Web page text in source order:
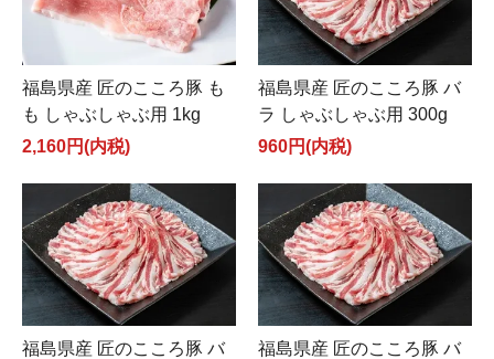
福島県産 匠のこころ豚 も
も しゃぶしゃぶ用 1kg
2,160円(内税)
福島県産 匠のこころ豚 バ
ラ しゃぶしゃぶ用 300g
960円(内税)
福島県産 匠のこころ豚 バ
福島県産 匠のこころ豚 バ